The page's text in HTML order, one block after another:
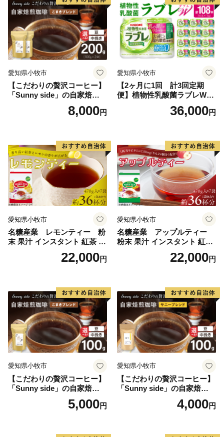
愛知県小牧市
【こだわりの贅沢コーヒー】
「Sunny side」の自家焙煎珈
琲こまきブレンド（200g）
8,000円
愛知県小牧市
【2ヶ月に1回 計3回定期
便】植物性乳酸菌ラブレW
プレーン36本（計108本）
36,000円
愛知県小牧市
名糖産業 レモンティー 粉
末 果汁 インスタント 紅茶 ビ
タミンC 袋 ロングセラー 粉
末飲料 粉末茶 簡単 手軽 ホッ
22,000円
愛知県小牧市
名糖産業 アップルティー
粉末 果汁 インスタント 紅茶
ティー ビタミンC 袋 ロング
セラー 粉末飲料 粉末茶 簡単
22,000円
愛知県小牧市
【こだわりの贅沢コーヒー】
「Sunny side」の自家焙煎珈
琲こまきブレンド（100g）
5,000円
愛知県小牧市
【こだわりの贅沢コーヒー】
「Sunny side」の自家焙煎珈
琲サニーブレンド（100g）
4,000円